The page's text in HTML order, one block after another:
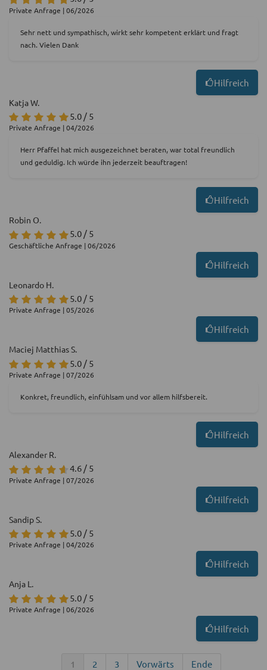
Private Anfrage | 06/2026
Sehr nett und sympathisch, wirkt sehr kompetent erklärt und fragt
nach. Vielen Dank
Hilfreich
Katja W.
5.0 / 5
Private Anfrage | 04/2026
Herr Pfaffel hat mich ausgezeichnet beraten, war total freundlich
und geduldig. Ich würde ihn jederzeit beauftragen!
Hilfreich
Robin O.
5.0 / 5
Geschäftliche Anfrage | 06/2026
Hilfreich
Leonardo H.
5.0 / 5
Private Anfrage | 05/2026
Hilfreich
Maciej Matthias S.
5.0 / 5
Private Anfrage | 07/2026
Konkret, freundlich, einfühlsam und vor allem hilfsbereit.
Hilfreich
Alexander R.
4.6 / 5
Private Anfrage | 07/2026
Hilfreich
Sandip S.
5.0 / 5
Private Anfrage | 04/2026
Hilfreich
Anja L.
5.0 / 5
Private Anfrage | 06/2026
Hilfreich
1 2 3 Vorwärts Ende